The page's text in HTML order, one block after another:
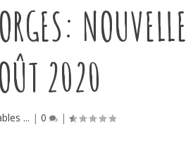
NOUVELLE
2020
... | 0 |